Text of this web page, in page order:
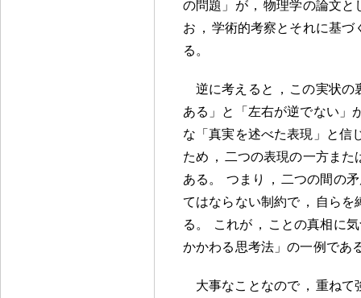
の問題」が ， 物理学の論文と
お ， 学術的考察とそれに基
る 。
逆に考えると ， この実状の
ある」と「左右が逆でない」
な「真実を述べた表現」と信
ため ， 二つの表現の一方また
ある 。 つまり ， 二つの間の
てはならない制約で ， 自らを
る 。 これが ， ことの真相に
かかわる思考法」の一例であ
大事なことなので ， 重ねて